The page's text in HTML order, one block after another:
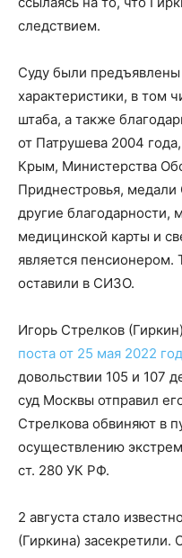
следствием.
Суду были
характеристики, в том
штаба, а также
от Патрушева 2004
Крым, Министерства
Приднестровья,
другие благодарности,
медицинской карты и
является
оставили в СИЗО.
Игорь Стрелков
поста от 25 мая 2022
довольствии 105 и 107
суд Москвы отправил
Стрелкова обвиняют в
осуществлению
ст. 280 УК РФ.
2 августа стало
(Гиркина) засекретили.